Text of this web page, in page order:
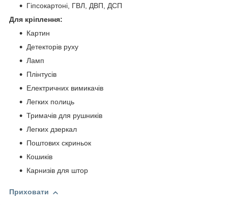
Гіпсокартоні, ГВЛ, ДВП, ДСП
Для кріплення:
Картин
Детекторів руху
Ламп
Плінтусів
Електричних вимикачів
Легких полиць
Тримачів для рушників
Легких дзеркал
Поштових скриньок
Кошиків
Карнизів для штор
Приховати